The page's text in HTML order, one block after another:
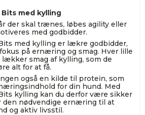
med kylling
der skal trænes, løbes agility eller
med godbidder.
med kylling er lækre godbidder,
på ernæring og smag. Hver lille
smag af kylling, som de
alt for at få.
også en kilde til protein, som
for din hund. Med
kylling kan du derfor være sikker
den nødvendige ernæring til at
og aktiv livsstil.